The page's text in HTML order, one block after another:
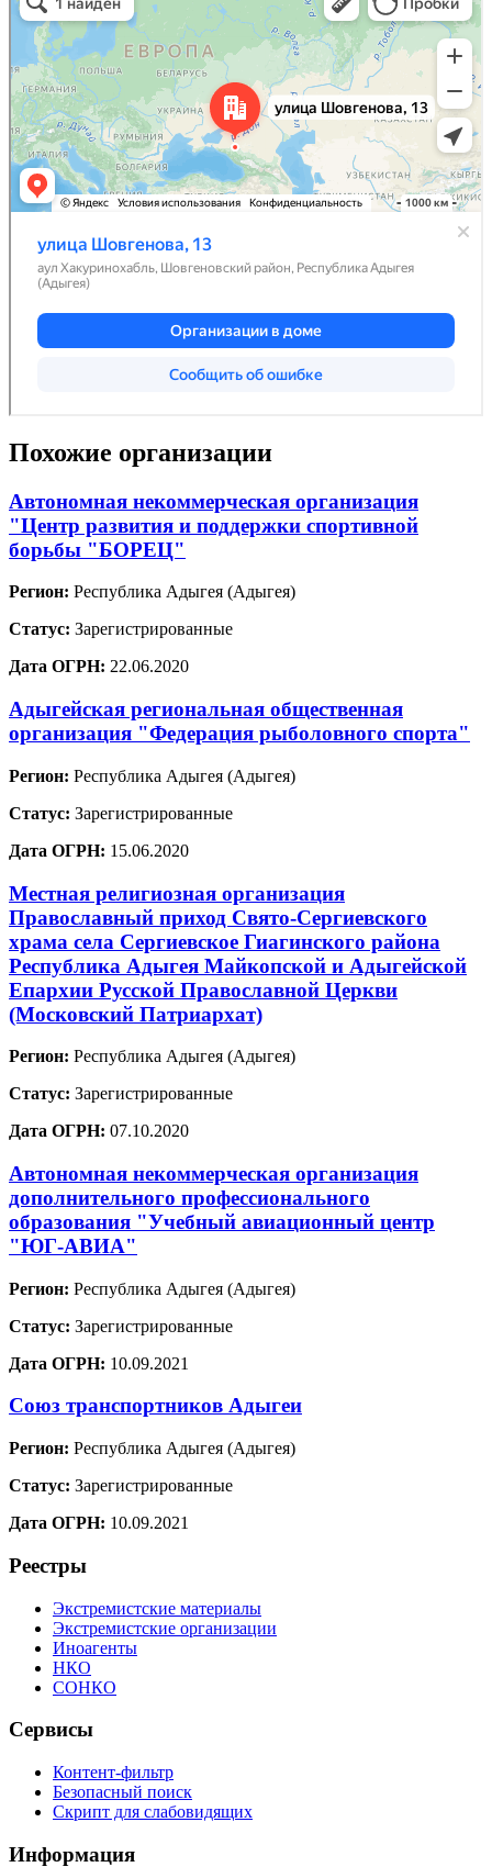
Похожие организации
Автономная некоммерческая организация
"Центр развития и поддержки спортивной
борьбы "БОРЕЦ"
Регион: Республика Адыгея (Адыгея)
Статус: Зарегистрированные
Дата ОГРН: 22.06.2020
Адыгейская региональная общественная
организация "Федерация рыболовного спорта"
Регион: Республика Адыгея (Адыгея)
Статус: Зарегистрированные
Дата ОГРН: 15.06.2020
Местная религиозная организация
Православный приход Свято-Сергиевского
храма села Сергиевское Гиагинского района
Республика Адыгея Майкопской и Адыгейской
Епархии Русской Православной Церкви
(Московский Патриархат)
Регион: Республика Адыгея (Адыгея)
Статус: Зарегистрированные
Дата ОГРН: 07.10.2020
Автономная некоммерческая организация
дополнительного профессионального
образования "Учебный авиационный центр
"ЮГ-АВИА"
Регион: Республика Адыгея (Адыгея)
Статус: Зарегистрированные
Дата ОГРН: 10.09.2021
Союз транспортников Адыгеи
Регион: Республика Адыгея (Адыгея)
Статус: Зарегистрированные
Дата ОГРН: 10.09.2021
Реестры
Экстремистские материалы
Экстремистские организации
Иноагенты
НКО
СОНКО
Сервисы
Контент-фильтр
Безопасный поиск
Скрипт для слабовидящих
Информация